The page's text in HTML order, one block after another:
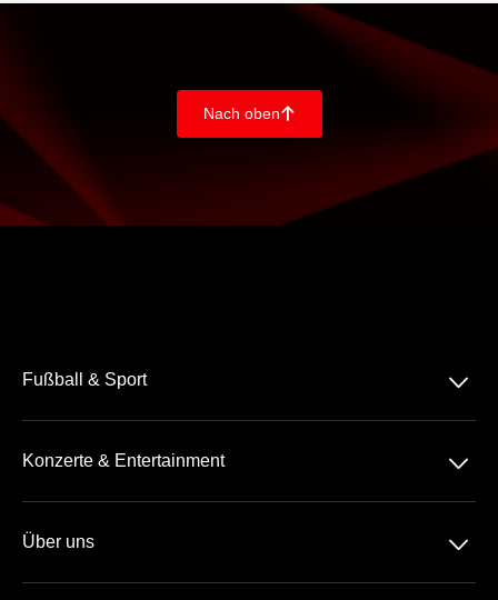
Nach oben􀄨
Fußball & Sport 􀆈
3. Liga
Konzerte & Entertainment 􀆈
Über uns 􀆈